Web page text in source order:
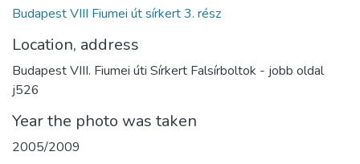
Budapest VIII Fiumei út sírkert 3. rész
Location, address
Budapest VIII. Fiumei úti Sírkert Falsírboltok - jobb oldal
j526
Year the photo was taken
2005/2009